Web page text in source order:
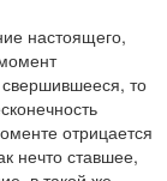
настоящего,
свершившееся, то
отрицается
нечто ставшее,